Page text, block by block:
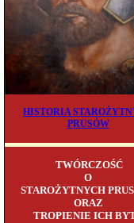
HISTORIA
PRUSÓW
TWÓRCZOŚĆ
O
STAROŻYTNYCH
ORAZ
TROPIENIE ICH